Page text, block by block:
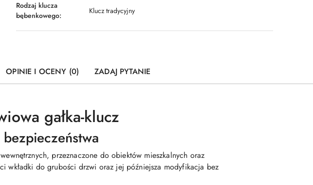
Rodzaj klucza
bębenkowego:
Klucz tradycyjny
OPINIE I OCENY (0) ZADAJ PYTANIE
gałka-klucz
przeznaczone do obiektów mieszkalnych oraz
wkładki do grubości drzwi oraz jej późniejsza modyfikacja bez